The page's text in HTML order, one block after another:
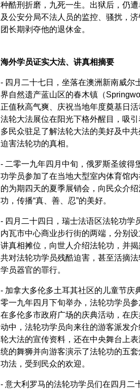
种酷刑折磨，九死一生。出狱后，仍遭
及公安分局不法人员的监控、骚扰，
团长期剥夺他的退休金。
海外学员证实大法、讲真相摘要
- 四月二十七日，坐落在澳洲新南威尔
界自然遗产蓝山区的春木镇（
正值秋高气爽、庆祝当地年度奠基日活
法轮大法展位在阳光下格外醒目，吸引
多民众驻足了解法轮大法的美好及中共
迫害法轮功的真相。
- 二零一九年四月中旬，俄罗斯圣彼得
功学员参加了在当地大型室内体育馆内
的为期四天的夏季展销会，向民众介绍
功，传播“真、善、忍”的美好。
- 四月二十四日，瑞士法语区法轮功学
内瓦市中心商业步行街的两端，分别设
讲真相摊位，向世人介绍法轮功，并揭
共对法轮功学员残酷迫害，甚至活摘法
学员器官的罪行。
- 加拿大多伦多土耳其社区的儿童节庆
零一九年四月下旬举办，法轮功学员参
在多伦多市政府广场的庆典活动，在庆
动中，法轮功学员向来往的游客派发介
轮大法的宣传资料，还在中央舞台上表
统的舞狮并向游客演示了法轮功的五套
功法，受到民众的欢迎。
- 意大利罗马的法轮功学员们在四月二